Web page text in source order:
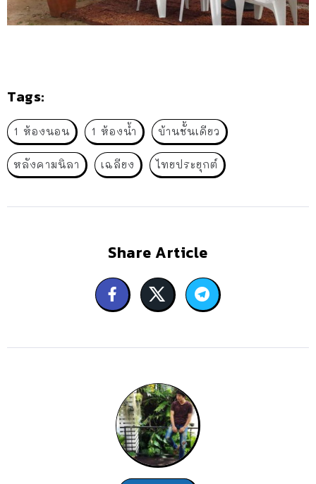
Tags:
1 ห้องนอน 1 ห้องน้ำ บ้านชั้นเดียว
หลังคามนิลา เฉลียง ไทยประยุกต์
Share Article